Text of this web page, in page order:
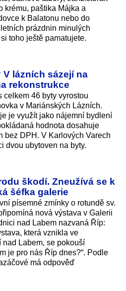
krému, paštika Májka a
k Balatonu nebo do
prázdnin minulých
toho ještě pamatujete.
lázních sázejí na
rekonstrukce
celkem 46 byty vyrostou
v Mariánských Lázních.
je využít jako nájemní bydlení
hodnota dosahuje
bez DPH. V Karlových Varech
dvou ubytoven na byty.
škodí. Zneužívá se k
šéfka galerie
písemné zmínky o rotundě sv.
nová výstava v Galerii
nad Labem nazvaná Říp:
která vznikla ve
Labem, se pokouší
je pro nás Říp dnes?“. Podle
má odpověď